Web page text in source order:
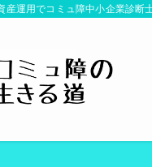
産運用でコミュ障中小企業診断